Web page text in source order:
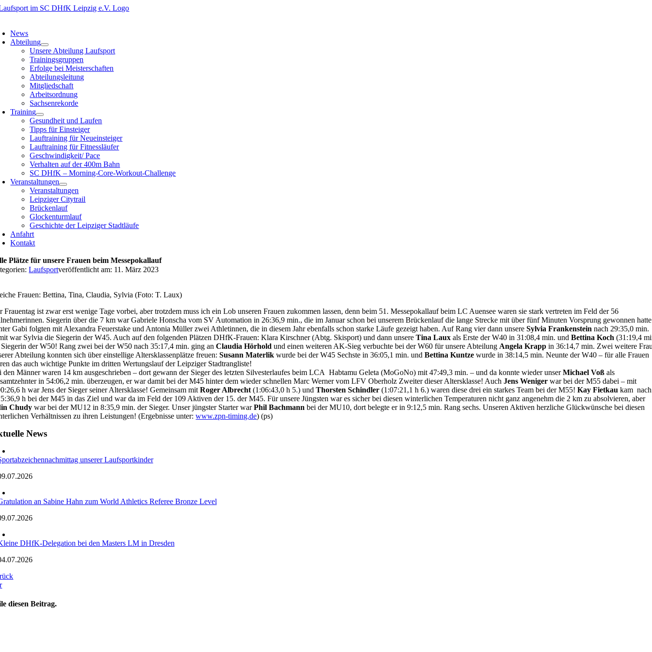
Zum
News
Abteilung
Unsere Abteilung Laufsport
Trainingsgruppen
Erfolge bei Meisterschaften
Abteilungsleitung
Mitgliedschaft
Arbeitsordnung
Sachsenrekorde
Training
Gesundheit und Laufen
Tipps für Einsteiger
Lauftraining für Neueinsteiger
Lauftraining für Fitnessläufer
Geschwindigkeit/ Pace
Verhalten auf der 400m Bahn
SC DHfK – Morning-Core-Workout-Challenge
Veranstaltungen
Veranstaltungen
Leipziger Citytrail
Brückenlauf
Glockenturmlauf
Geschichte der Leipziger Stadtläufe
Anfahrt
Kontakt
Plätze für unsere Frauen beim Messepokallauf
Laufsportveröffentlicht am: 11. März 2023
Frauen: Bettina, Tina, Claudia, Sylvia (Foto: T. Laux)
Frauentag ist zwar erst wenige Tage vorbei, aber trotzdem muss ich ein Lob unseren Frauen zukommen lassen, denn beim 51. Messepokallauf beim LC Auensee waren sie stark vertreten im Feld der 56
Siegerin über die 7 km war Gabriele Honscha vom SV Automation in 26:36,9 min., die im Januar schon bei unserem Brückenlauf die lange Strecke mit über fünf Minuten Vorsprung gewonnen
Gabi folgten mit Alexandra Feuerstake und Antonia Müller zwei Athletinnen, die in diesem Jahr ebenfalls schon starke Läufe gezeigt haben. Auf Rang vier dann unsereSylvia Frankenstein nach 29:35,0 min.
war Sylvia die Siegerin der W45. Auch auf den folgenden Plätzen DHfK-Frauen: Klara Kirschner (Abtg. Skisport) und dann unsereTina Laux als Erste der W40 in 31:08,4 min. undBettina Koch (31:19,4
Siegerin der W50! Rang zwei bei der W50 nach 35:17,4 min. ging anClaudia Hörhold und einen weiteren AK-Sieg verbuchte bei der W60 für unsere Abteilung Angela Krapp in 36:14,7 min. Zwei weitere
Abteilung konnten sich über einstellige Altersklassenplätze freuen:Susann Materlik wurde bei der W45 Sechste in 36:05,1 min. undBettina Kuntze wurde in 38:14,5 min. Neunte der W40 – für alle Frauen
das auch wichtige Punkte im dritten Wertungslauf der Leipziger Stadtrangliste!
den Männer waren 14 km ausgeschrieben – dort gewann der Sieger des letzten Silvesterlaufes beim LCA Habtamu Geleta (MoGoNo) mit 47:49,3 min. – und da konnte wieder unserMichael Voß als
in 54:06,2 min. überzeugen, er war damit bei der M45 hinter dem wieder schnellen Marc Werner vom LFV Oberholz Zweiter dieser Altersklasse! AuchJens Weniger war bei der M55 dabei – mit
h war Jens der Sieger seiner Altersklasse! Gemeinsam mitRoger Albrecht (1:06:43,0 h 5.) undThorsten Schindler (1:07:21,1 h 6.) waren diese drei ein starkes Team bei der M55!Kay Fietkau kam nach
h bei der M45 in das Ziel und war da im Feld der 109 Aktiven der 15. der M45. Für unsere Jüngsten war es sicher bei diesen winterlichen Temperaturen nicht ganz angenehm die 2 km zu absolvieren, aber
Chudy war bei der MU12 in 8:35,9 min. der Sieger. Unser jüngster Starter warPhil Bachmann bei der MU10, dort belegte er in 9:12,5 min. Rang sechs. Unseren Aktiven herzliche Glückwünsche bei diesen
Verhältnissen zu ihren Leistungen! (Ergebnisse unter:www.zpn-timing.de) (ps)
News
unserer Laufsportkinder
an Sabine Hahn zum World Athletics Referee Bronze Level
DHfK-Delegation bei den Masters LM in Dresden
diesen Beitrag.